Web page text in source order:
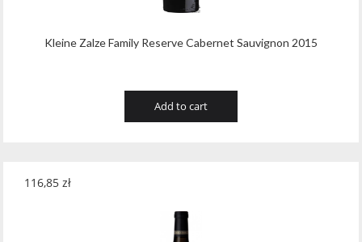
Kleine Zalze Family Reserve Cabernet Sauvignon 2015
Add to cart
116,85 zł